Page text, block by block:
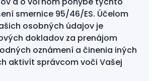
smernice 95/46/ES. Účelom
osobných údajov je
dokladov za prenájom
oznámení a činenia iných
aktivít správcom voči Vašej